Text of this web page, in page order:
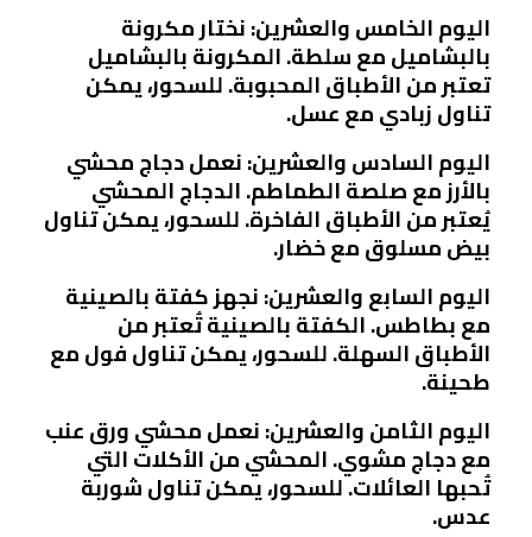
اليوم الخامس والعشرين: نختار مكرونة
بالبشاميل مع سلطة. المكرونة بالبشاميل
تعتبر من الأطباق المحبوبة. للسحور، يمكن
تناول زبادي مع عسل.
اليوم السادس والعشرين: نعمل دجاج محشي
بالأرز مع صلصة الطماطم. الدجاج المحشي
يُعتبر من الأطباق الفاخرة. للسحور، يمكن تناول
بيض مسلوق مع خضار.
اليوم السابع والعشرين: نجهز كفتة بالصينية
مع بطاطس. الكفتة بالصينية تُعتبر من
الأطباق السهلة. للسحور، يمكن تناول فول مع
طحينة.
اليوم الثامن والعشرين: نعمل محشي ورق عنب
مع دجاج مشوي. المحشي من الأكلات التي
تُحبها العائلات. للسحور، يمكن تناول شوربة
عدس.